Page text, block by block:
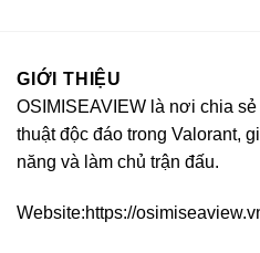
GIỚI THIỆU
OSIMISEAVIEW là nơi chia
thuật độc đáo trong Valorant,
năng và làm chủ trận đấu.
Website:https://